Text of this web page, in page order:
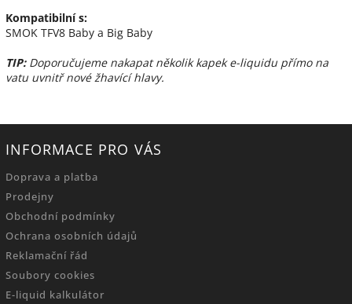
Kompatibilní s:
SMOK TFV8 Baby a Big Baby
TIP:Doporučujeme nakapat několik kapek e-liquidu přímo na
vatu uvnitř nové žhavící hlavy.
INFORMACE PRO VÁS
Doprava a platba
Prodejny
Obchodní podmínky
Ochrana osobních údajů
Reklamační řád
Soubory cookies
E-liquid kalkulátor